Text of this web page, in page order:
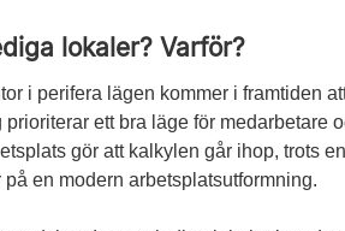
lokaler? Varför?
i perifera lägen kommer i framtiden
prioriterar ett bra läge för medarbetare
gör att kalkylen går ihop, trots
en modern arbetsplatsutformning.